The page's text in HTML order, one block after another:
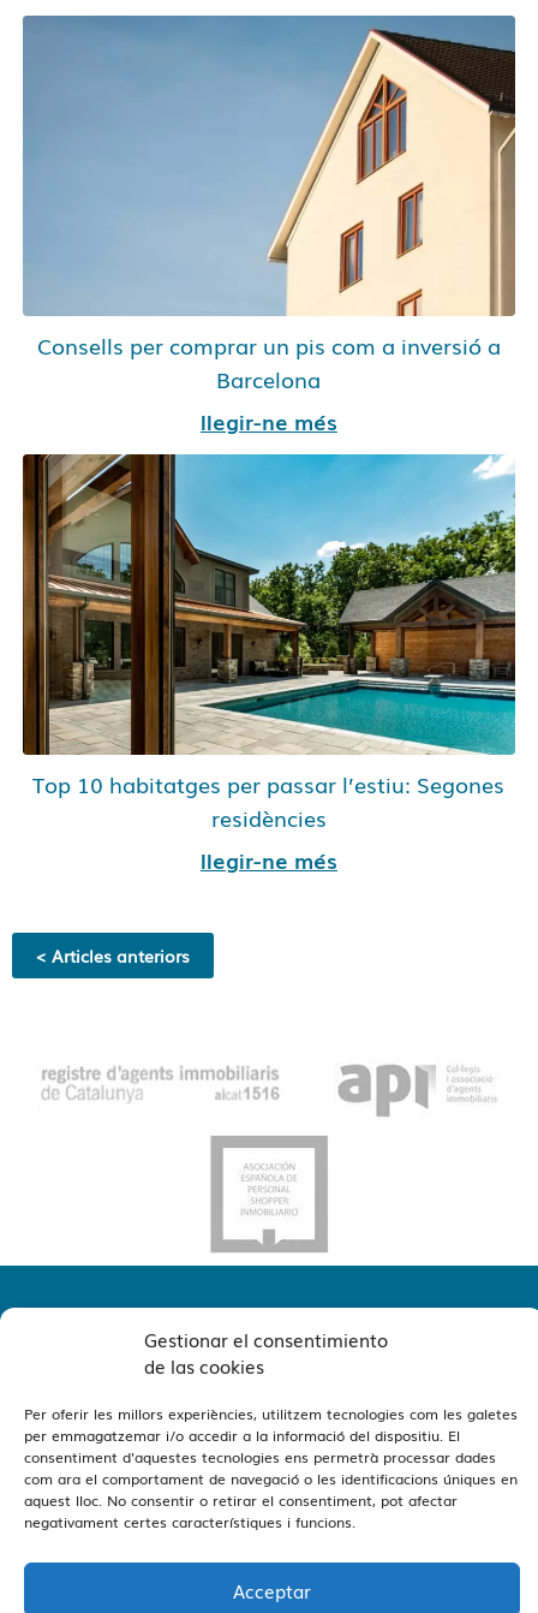
Gestionar el consentimiento
de las cookies
Per oferir les millors experiències, utilitzem tecnologies com les galetes
per emmagatzemar i/o accedir a la informació del dispositiu. El
consentiment d'aquestes tecnologies ens permetrà processar dades
com ara el comportament de navegació o les identificacions úniques en
aquest lloc. No consentir o retirar el consentiment, pot afectar
negativament certes característiques i funcions.
Acceptar
Consells per comprar un pis com a inversió a
Barcelona
llegir-ne més
Top 10 habitatges per passar l’estiu: Segones
residències
llegir-ne més
< Articles anteriors
Estamos en Barcelona y Reus Veure Oficines